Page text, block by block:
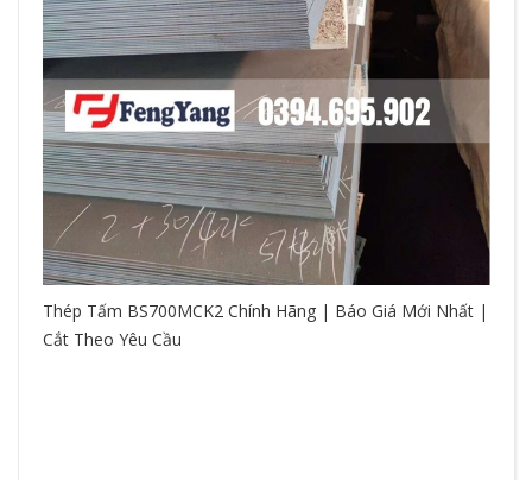
Thép Tấm BS700MCK2 Chính Hãng | Báo Giá Mới Nhất |
Cắt Theo Yêu Cầu